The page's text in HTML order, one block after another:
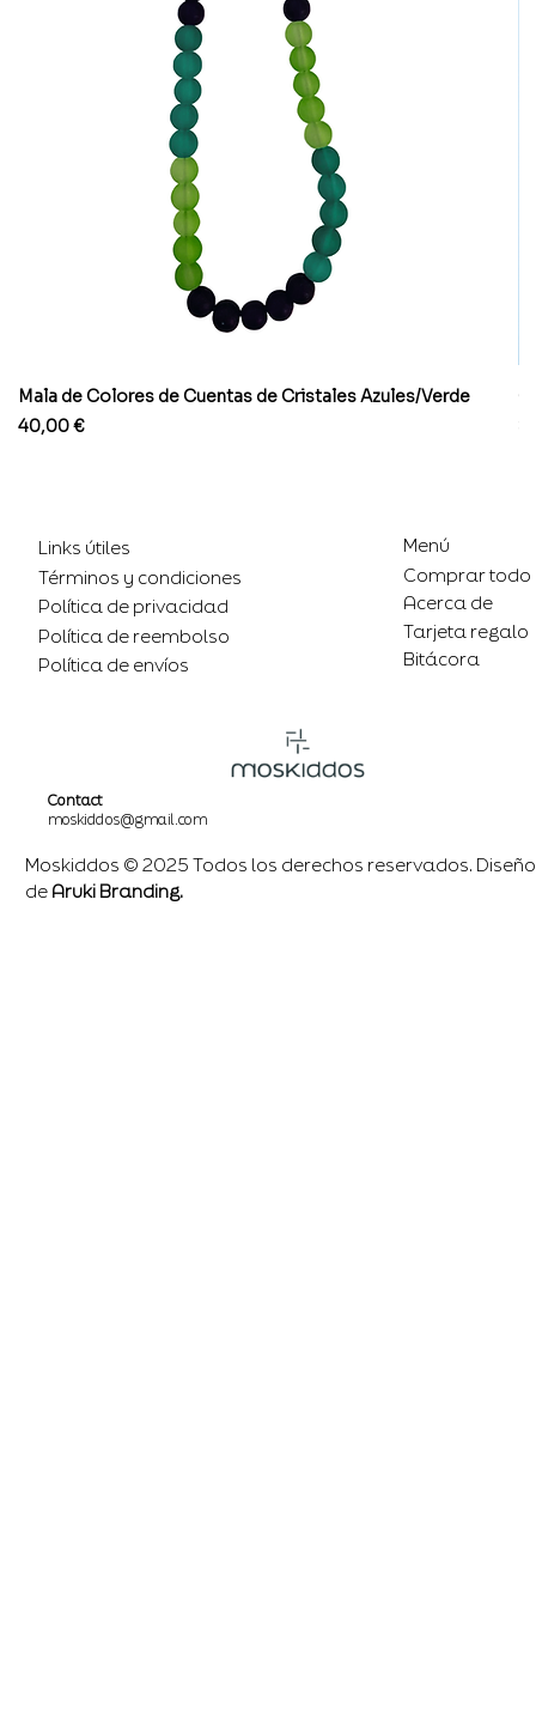
Mala de Colores de Cuentas de Cristales Azules/Verde
Precio
40,00 €
Links útiles
Términos y condiciones
Política de privacidad
Política de reembolso
Política de envíos
Menú
Comprar todo
Acerca de
Tarjeta regalo
Bitácora
Contact
moskiddos@gmail.com
Moskiddos © 2025 Todos los derechos reservados. Diseño
de Aruki Branding.